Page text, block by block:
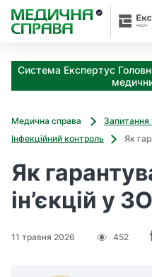
Система Експертус
Медична справа
Запитання
Інфекційний контроль
Як
Як
ін’єкцій у
11 травня 2026 452
З
а
к
з
о
д
м
о
ж
а